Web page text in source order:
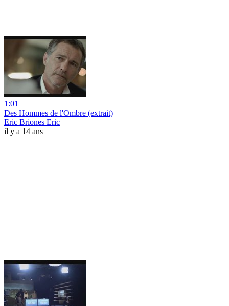
1:01
Des Hommes de l'Ombre (extrait)
Eric Briones Eric
il y a 14 ans